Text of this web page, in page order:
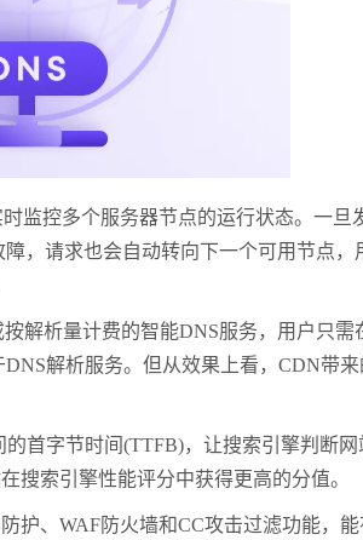
控多个服务器节点的运行状态。一旦
，请求也会自动转向下一个可用节点
析量计费的智能DNS服务，用户只需
解析服务。但从效果上看，CDN带
字节时间(TTFB)，让搜索引擎判断
搜索引擎性能评分中获得更高的分值。
、WAF防火墙和CC攻击过滤功能，